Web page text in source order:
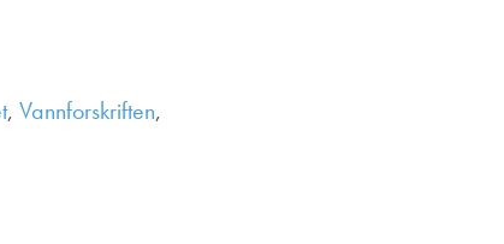
, Vannforskriften,